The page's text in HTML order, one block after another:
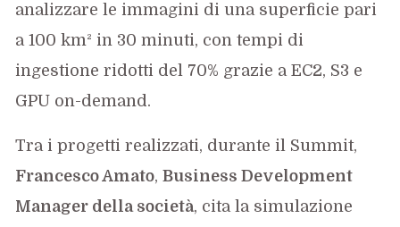
analizzare le immagini di una superficie pari
a 100 km² in 30 minuti, con tempi di
ingestione ridotti del 70% grazie a EC2, S3 e
GPU on-demand.
Tra i progetti realizzati, durante il Summit,
Francesco Amato,Business Development
Manager della società, cita la simulazione